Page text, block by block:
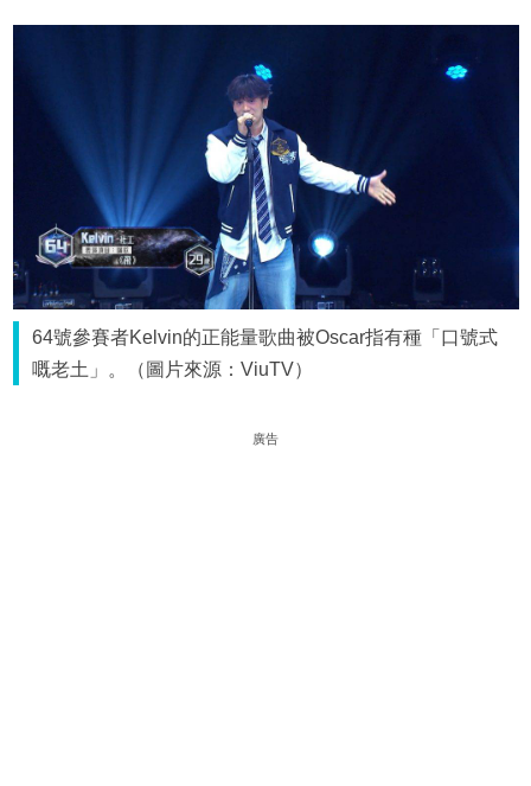
64號參賽者Kelvin的正能量歌曲被Oscar指有種「口號式
嘅老土」。（圖片來源：ViuTV）
廣告